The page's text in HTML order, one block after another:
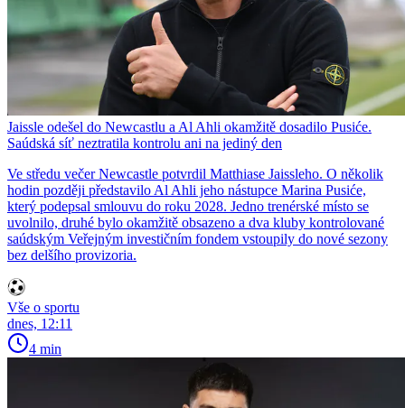
Jaissle odešel do Newcastlu a Al Ahli okamžitě dosadilo Pusiće.
Saúdská síť neztratila kontrolu ani na jediný den
Ve středu večer Newcastle potvrdil Matthiase Jaissleho. O několik
hodin později představilo Al Ahli jeho nástupce Marina Pusiće,
který podepsal smlouvu do roku 2028. Jedno trenérské místo se
uvolnilo, druhé bylo okamžitě obsazeno a dva kluby kontrolované
saúdským Veřejným investičním fondem vstoupily do nové sezony
bez delšího provizoria.
Vše o sportu
dnes, 12:11
4 min